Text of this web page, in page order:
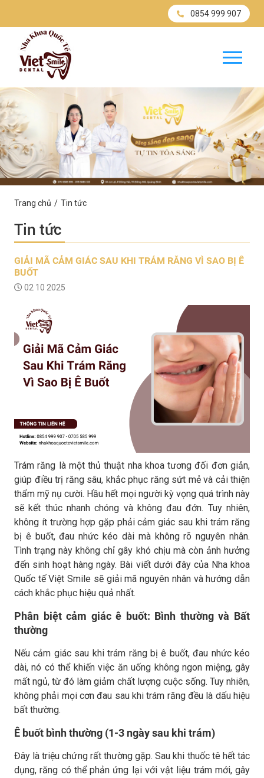
0854 999 907
Trang chủ Tin tức
Tin tức
GIẢI MÃ CẢM GIÁC SAU KHI TRÁM RĂNG VÌ SAO BỊ Ê
BUỐT
02 10 2025
Trám răng là một thủ thuật nha khoa tương đối đơn giản,
giúp điều trị răng sâu, khắc phục răng sứt mẻ và cải thiện
thẩm mỹ nụ cười. Hầu hết mọi người kỳ vọng quá trình này
sẽ kết thúc nhanh chóng và không đau đớn. Tuy nhiên,
không ít trường hợp gặp phải cảm giác sau khi trám răng
bị ê buốt, đau nhức kéo dài mà không rõ nguyên nhân.
Tình trạng này không chỉ gây khó chịu mà còn ảnh hưởng
đến sinh hoạt hàng ngày. Bài viết dưới đây của Nha khoa
Quốc tế Việt Smile sẽ giải mã nguyên nhân và hướng dẫn
cách khắc phục hiệu quả nhất.
Phân biệt cảm giác ê buốt: Bình thường và Bất
thường
Nếu cảm giác sau khi trám răng bị ê buốt, đau nhức kéo
dài, nó có thể khiến việc ăn uống không ngon miệng, gây
mất ngủ, từ đó làm giảm chất lượng cuộc sống. Tuy nhiên,
không phải mọi cơn đau sau khi trám răng đều là dấu hiệu
bất thường.
Ê buốt bình thường (1-3 ngày sau khi trám)
Đây là triệu chứng rất thường gặp. Sau khi thuốc tê hết tác
dụng, răng có thể phản ứng lại với vật liệu trám mới, gây